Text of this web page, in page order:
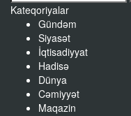
Kateqoriyalar
Gündəm
Siyasət
İqtisadiyyat
Hadisə
Dünya
Cəmiyyət
Maqazin